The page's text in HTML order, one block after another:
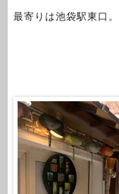
最寄りは池袋駅東口。